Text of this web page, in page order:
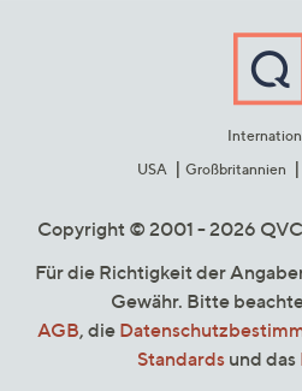
USA
Großbritannien
Copyright © 2001 - 2026 QVC
Für die Richtigkeit der
Gewähr. Bitte
AGB, die
Standards und das